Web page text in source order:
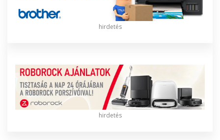
hirdetés
hirdetés